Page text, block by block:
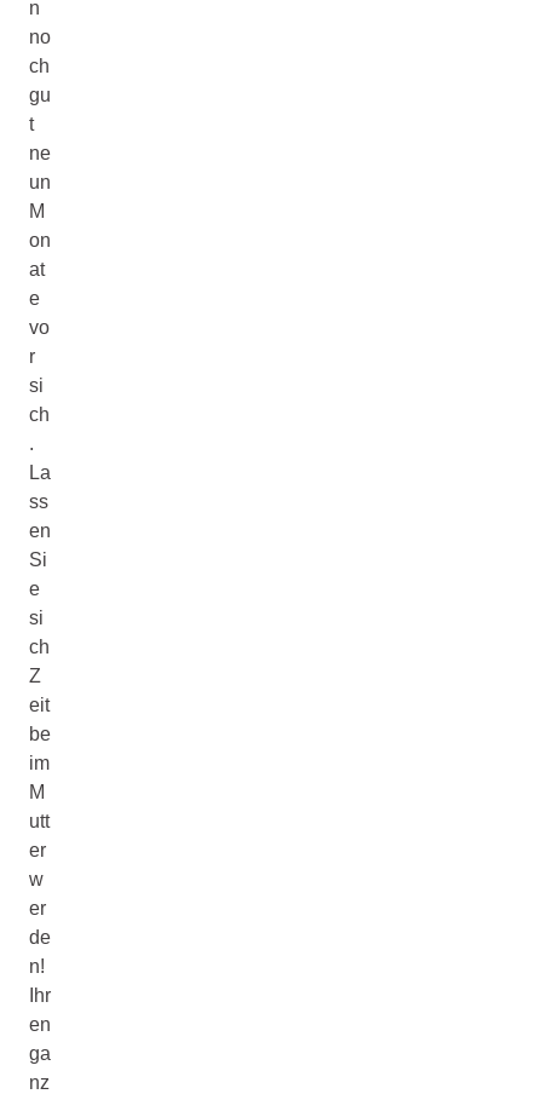
n
no
ch
gu
t
ne
un
M
on
at
e
vo
r
si
ch
.
La
ss
en
Si
e
si
ch
Z
eit
be
im
M
utt
er
w
er
de
n!
Ihr
en
ga
nz